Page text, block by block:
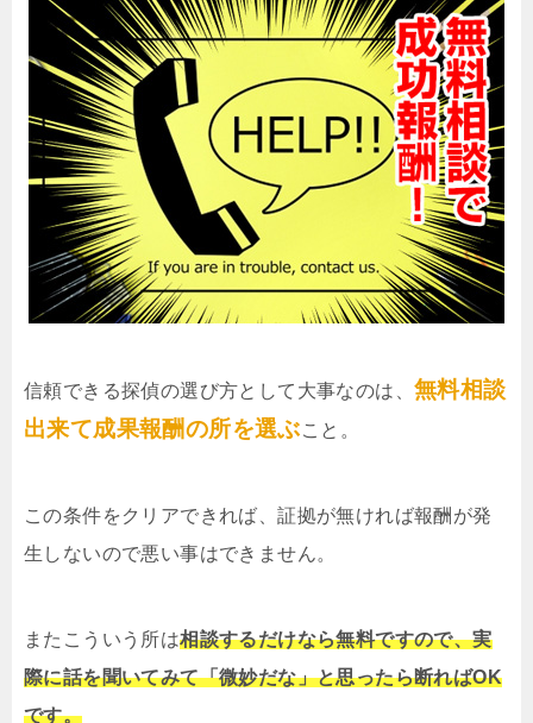
信頼できる探偵の選び方として大事なのは、 無料相談
出来て成果報酬の所を選ぶこと。
この条件をクリアできれば、証拠が無ければ報酬が発
生しないので悪い事はできません。
またこういう所は相談するだけなら無料ですので、実
際に話を聞いてみて「微妙だな」と思ったら断ればOK
です。